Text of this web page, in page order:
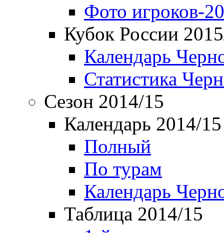
Фото игроков-
Кубок России
Календарь
Статистика
Сезон 2014/15
Календарь 2014/15
Полный
По турам
Календарь
Таблица 2014/15